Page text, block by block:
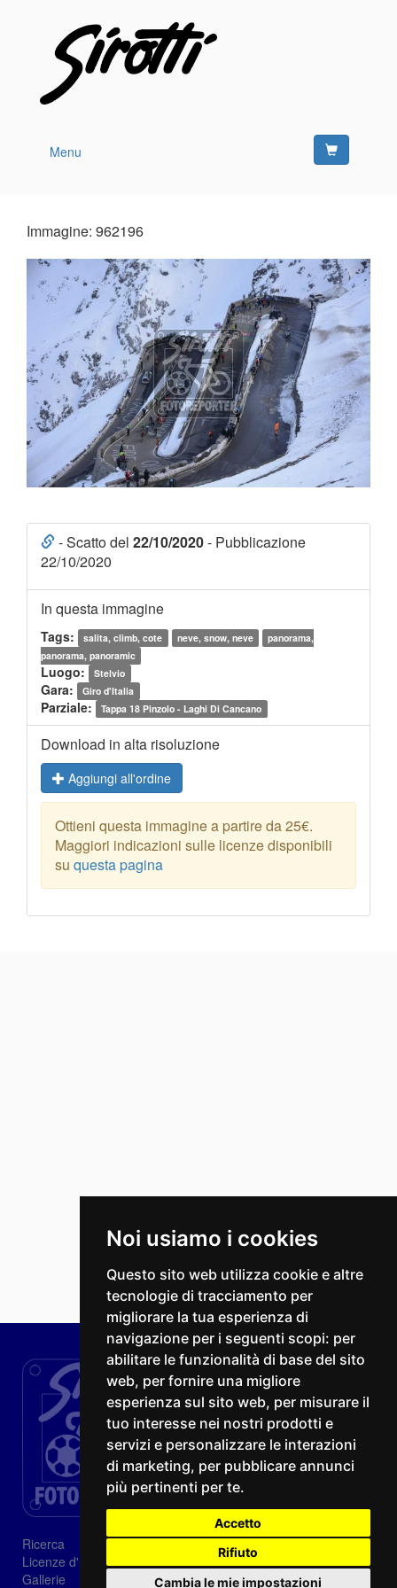
Noi usiamo i cookies
Questo sito web utilizza cookie e altre
tecnologie di tracciamento per
migliorare la tua esperienza di
navigazione per i seguenti scopi: per
abilitare le funzionalità di base del sito
web, per fornire una migliore
esperienza sul sito web, per misurare il
tuo interesse nei nostri prodotti e
servizi e personalizzare le interazioni
di marketing, per pubblicare annunci
più pertinenti per te.
Accetto
Rifiuto
Cambia le mie impostazioni
Menu
Immagine: 962196
- Scatto del 22/10/2020- Pubblicazione
22/10/2020
In questa immagine
Tags: salita, climb, cote neve, snow, neve
panorama,
panorama, panoramic
Luogo: Stelvio
Gara: Giro d'Italia
Parziale: Tappa 18 Pinzolo - Laghi Di Cancano
Download in alta risoluzione
Aggiungi all'ordine
Ottieni questa immagine a partire da 25€.
Maggiori indicazioni sulle licenze disponibili
su questa pagina
Ricerca
Licenze d'utilizzo
Gallerie